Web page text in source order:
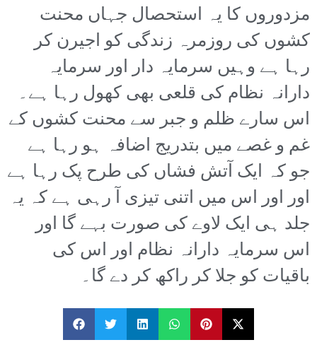
مزدوروں کا یہ استحصال جہاں محنت
کشوں کی روزمرہ زندگی کو اجیرن کر
رہا ہے وہیں سرمایہ دار اور سرمایہ
دارانہ نظام کی قلعی بھی کھول رہا ہے۔
اس سارے ظلم و جبر سے محنت کشوں کے
غم و غصے میں بتدریج اضافہ ہو رہا ہے
جو کہ ایک آتش فشاں کی طرح پک رہا ہے
اور اور اس میں اتنی تیزی آ رہی ہے کہ یہ
جلد ہی ایک لاوے کی صورت بہے گا اور
اس سرمایہ دارانہ نظام اور اس کی
باقیات کو جلا کر راکھ کر دے گا۔